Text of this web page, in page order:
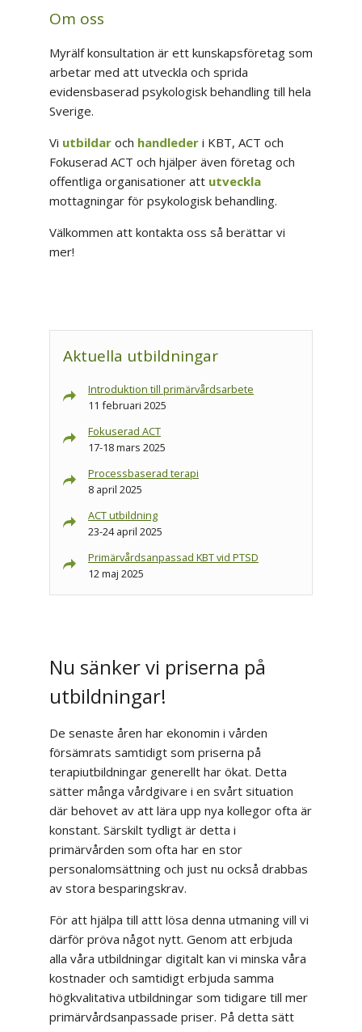
Om oss
Myrälf konsultation är ett kunskapsföretag som
arbetar med att utveckla och sprida
evidensbaserad psykologisk behandling till hela
Sverige.
Vi utbildar och handleder i KBT, ACT och
Fokuserad ACT och hjälper även företag och
offentliga organisationer att utveckla
mottagningar för psykologisk behandling.
Välkommen att kontakta oss så berättar vi
mer!
Aktuella utbildningar
Introduktion till primärvårdsarbete
11 februari 2025
Fokuserad ACT
17-18 mars 2025
Processbaserad terapi
8 april 2025
ACT utbildning
23-24 april 2025
Primärvårdsanpassad KBT vid PTSD
12 maj 2025
Nu sänker vi priserna på
utbildningar!
De senaste åren har ekonomin i vården
försämrats samtidigt som priserna på
terapiutbildningar generellt har ökat. Detta
sätter många vårdgivare i en svårt situation
där behovet av att lära upp nya kollegor ofta är
konstant. Särskilt tydligt är detta i
primärvården som ofta har en stor
personalomsättning och just nu också drabbas
av stora besparingskrav.
För att hjälpa till attt lösa denna utmaning vill vi
därför pröva något nytt. Genom att erbjuda
alla våra utbildningar digitalt kan vi minska våra
kostnader och samtidigt erbjuda samma
högkvalitativa utbildningar som tidigare till mer
primärvårdsanpassade priser. På detta sätt